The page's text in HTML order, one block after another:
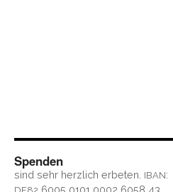
Spenden
sind sehr herz­lich erbe­ten. IBAN:
6005 0101 0002 6058 43